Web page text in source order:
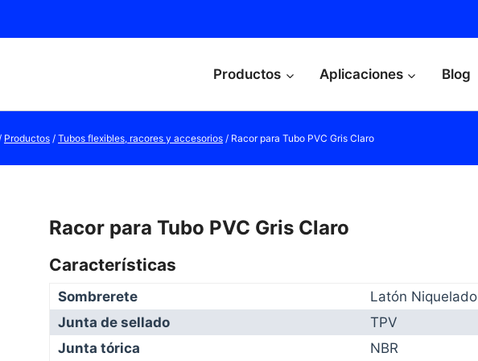
Productos Aplicaciones Blog
Productos / Tubos flexibles, racores y accesorios / Racor para Tubo PVC Gris Claro
Racor para Tubo PVC Gris Claro
Características
Sombrerete
Latón Niquelado
Junta de sellado
TPV
Junta tórica
NBR